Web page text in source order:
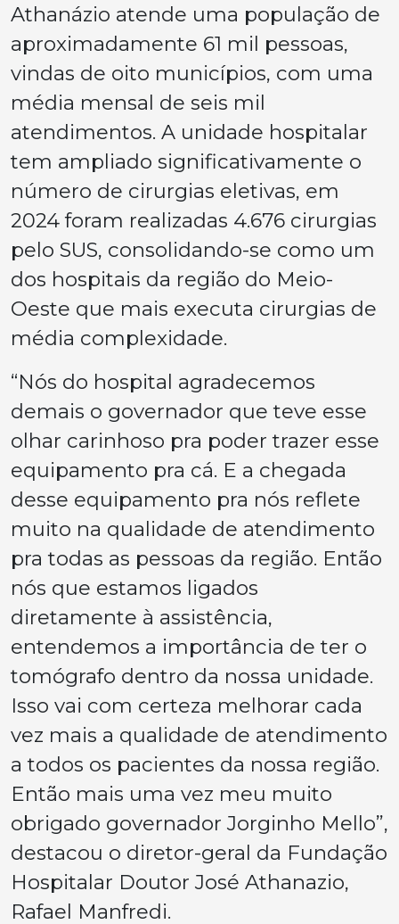
Athanázio atende uma população de
aproximadamente 61 mil pessoas,
vindas de oito municípios, com uma
média mensal de seis mil
atendimentos. A unidade hospitalar
tem ampliado significativamente o
número de cirurgias eletivas, em
2024 foram realizadas 4.676 cirurgias
pelo SUS, consolidando-se como um
dos hospitais da região do Meio-
Oeste que mais executa cirurgias de
média complexidade.
“Nós do hospital agradecemos
demais o governador que teve esse
olhar carinhoso pra poder trazer esse
equipamento pra cá. E a chegada
desse equipamento pra nós reflete
muito na qualidade de atendimento
pra todas as pessoas da região. Então
nós que estamos ligados
diretamente à assistência,
entendemos a importância de ter o
tomógrafo dentro da nossa unidade.
Isso vai com certeza melhorar cada
vez mais a qualidade de atendimento
a todos os pacientes da nossa região.
Então mais uma vez meu muito
obrigado governador Jorginho Mello”,
destacou o diretor-geral da Fundação
Hospitalar Doutor José Athanazio,
Rafael Manfredi.